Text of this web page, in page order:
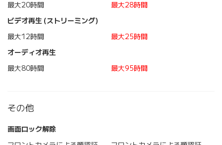
最大20時間
最大28時間
ビデオ再生 (ストリーミング)
最大12時間
最大25時間
オーディオ再生
最大80時間
最大95時間
その他
画面ロック解除